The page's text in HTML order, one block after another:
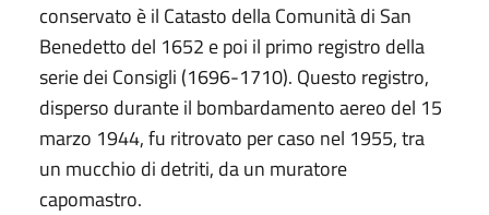
conservato è il Catasto della Comunità di San
Benedetto del 1652 e poi il primo registro della
serie dei Consigli (1696-1710). Questo registro,
disperso durante il bombardamento aereo del 15
marzo 1944, fu ritrovato per caso nel 1955, tra
un mucchio di detriti, da un muratore
capomastro.